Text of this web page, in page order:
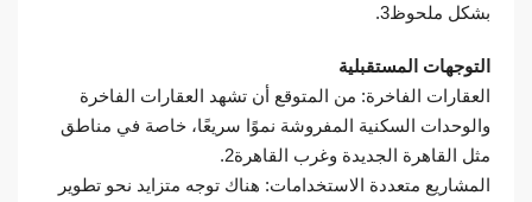
بشكل ملحوظ3.
التوجهات المستقبلية
العقارات الفاخرة: من المتوقع أن تشهد العقارات الفاخرة
والوحدات السكنية المفروشة نموًا سريعًا، خاصة في مناطق
مثل القاهرة الجديدة وغرب القاهرة2.
المشاريع متعددة الاستخدامات: هناك توجه متزايد نحو تطوير